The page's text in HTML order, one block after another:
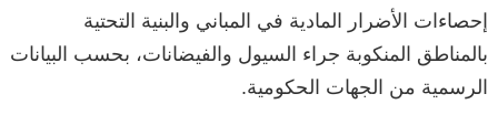
إحصاءات الأضرار المادية في المباني والبنية التحتية
بالمناطق المنكوبة جراء السيول والفيضانات، بحسب البيانات
الرسمية من الجهات الحكومية.